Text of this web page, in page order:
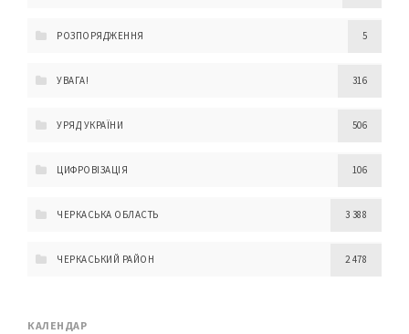
РОЗПОРЯДЖЕННЯ 5
УВАГА! 316
УРЯД УКРАЇНИ 506
ЦИФРОВІЗАЦІЯ 106
ЧЕРКАСЬКА ОБЛАСТЬ 3 388
ЧЕРКАСЬКИЙ РАЙОН 2 478
КАЛЕНДАР